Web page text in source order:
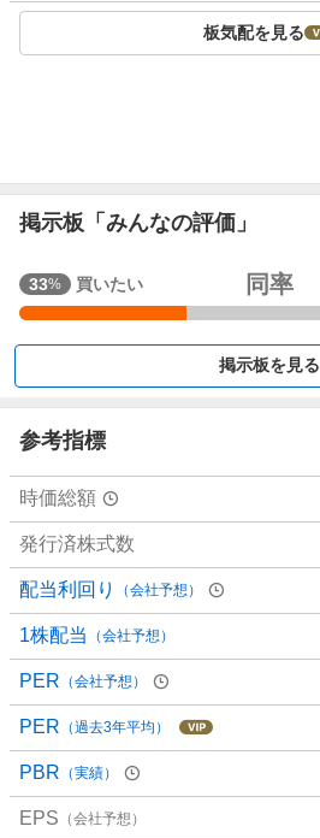
板気配を見る
ア
掲示板「みんなの評価」
強
く
た
い
3
.
3
3
%
、
買
い
た
い
0
%
、
様
33% 買いたい 同率
掲示板を見る
参考指標
時価総額
発行済株式数
配当利回り （会社予想）
1株配当 （会社予想）
PER （会社予想）
PER （過去3年平均）
PBR （実績）
EPS （会社予想）